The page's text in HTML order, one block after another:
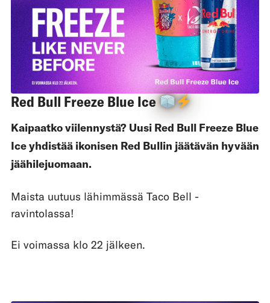
Red Bull Freeze Blue Ice
Kaipaatko viilennystä? Uusi Red Bull Freeze Blue
Ice yhdistää ikonisen Red Bullin jäätävän hyvään
jäähilejuomaan.
Maista uutuus lähimmässä Taco Bell -
ravintolassa!
Ei voimassa klo 22 jälkeen.